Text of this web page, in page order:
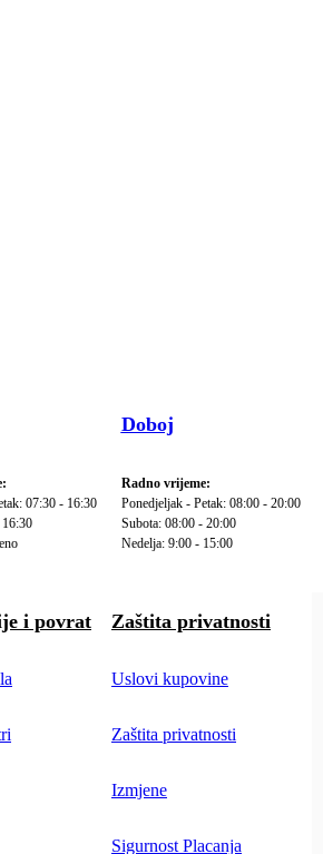
07:30 - 16:30
Doboj
Radno vrijeme:
Ponedjeljak - Petak: 08:00 - 20:00
Subota: 08:00 - 20:00
Nedelja: 9:00 - 15:00
i povrat Zaštita privatnosti
Uslovi kupovine
Zaštita privatnosti
Izmjene
Sigurnost Placanja